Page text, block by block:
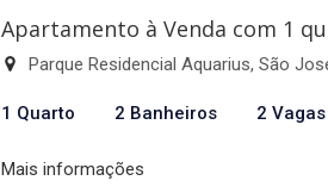
Apartamento à Venda com 1
Parque Residencial Aquarius, São José
1 Quarto 2 Banheiros 2 Vagas
Mais informações